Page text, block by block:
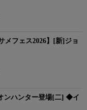
メフェス2026】[新]ジョ
ンハンター登場[二] ◆イ